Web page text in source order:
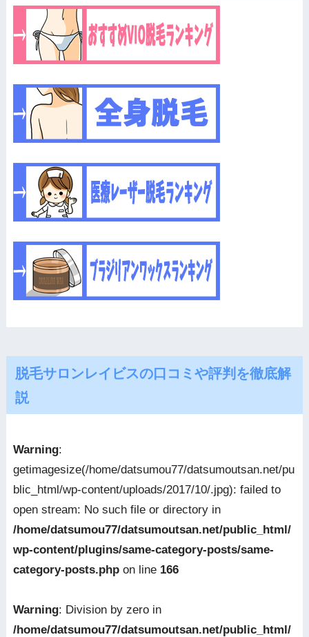
脱毛サロンレイビスの口コミや評判を徹底解
説
Warning:
getimagesize(/home/datsumou77/datsumoutsan.net/pu
blic_html/wp-content/uploads/2017/10/.jpg): failed to
open stream: No such file or directory in
/home/datsumou77/datsumoutsan.net/public_html/
wp-content/plugins/same-category-posts/same-
category-posts.phpon line 166
Warning: Division by zero in
/home/datsumou77/datsumoutsan.net/public_html/